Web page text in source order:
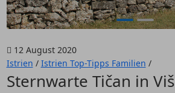
12 August 2020
Istrien / Istrien Top-Tipps Familien /
Sternwarte Tičan in